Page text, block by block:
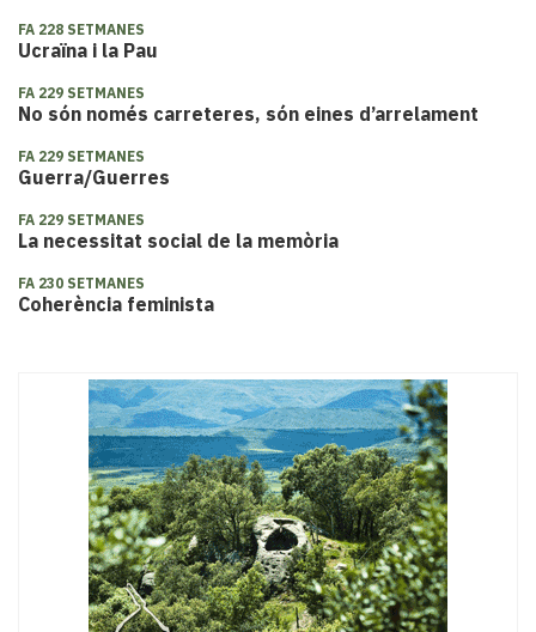
FA 228 SETMANES
Ucraïna i la Pau
FA 229 SETMANES
No són només carreteres, són eines d’arrelament
FA 229 SETMANES
Guerra/Guerres
FA 229 SETMANES
La necessitat social de la memòria
FA 230 SETMANES
Coherència feminista